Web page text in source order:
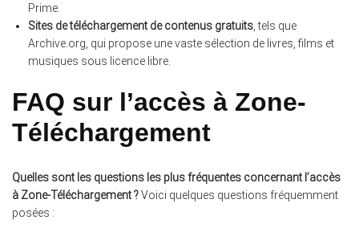
Prime.
Sites de téléchargement de contenus gratuits , tels que
Archive.org, qui propose une vaste sélection de livres, films et
musiques sous licence libre.
FAQ sur l’accès à Zone-
Téléchargement
Quelles sont les questions les plus fréquentes concernant l’accès
à Zone-Téléchargement ?Voici quelques questions fréquemment
posées :